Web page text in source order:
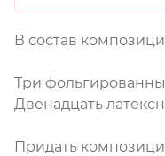
В состав
Три
Двенадцать
Придать